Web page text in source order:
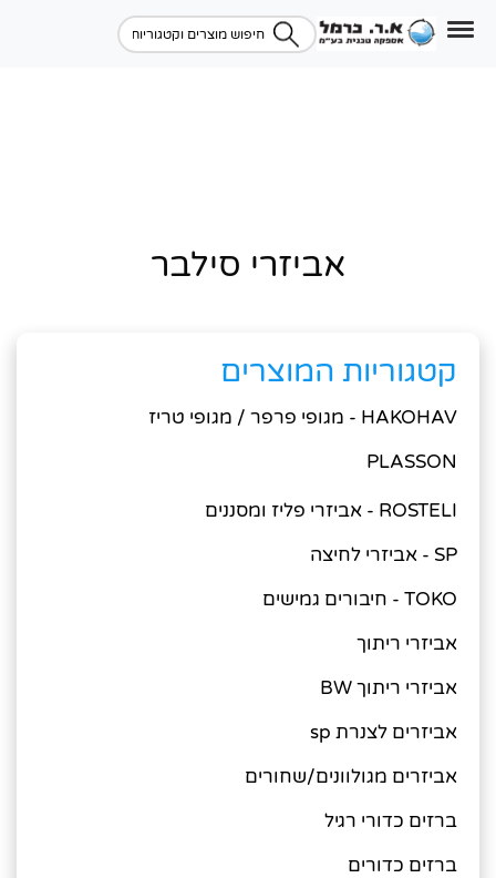
אביזרי סילבר
קטגוריות המוצרים
HAKOHAV - מגופי פרפר / מגופי טריז
PLASSON
ROSTELI - אביזרי פליז ומסננים
SP - אביזרי לחיצה
TOKO - חיבורים גמישים
אביזרי ריתוך
אביזרי ריתוך BW
אביזרים לצנרת sp
אביזרים מגולוונים/שחורים
ברזים כדורי רגיל
ברזים כדורים